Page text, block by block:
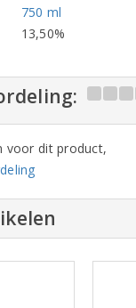
750 ml
13,50%
voor dit product,